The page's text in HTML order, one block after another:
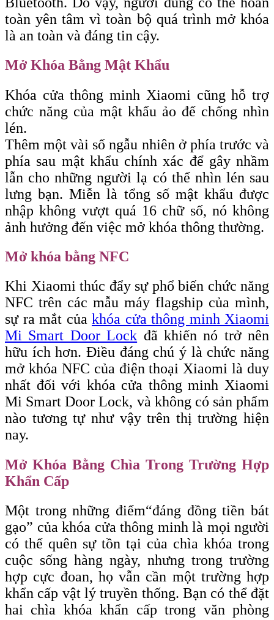
toàn yên tâm vì toàn bộ quá trình mở khóa
là an toàn và đáng tin cậy.
Mở Khóa Bằng Mật Khẩu
Khóa cửa thông minh Xiaomi cũng hỗ trợ
chức năng của mật khẩu ảo để chống nhìn
lén.
Thêm một vài số ngẫu nhiên ở phía trước và
phía sau mật khẩu chính xác để gây nhầm
lẫn cho những người lạ có thể nhìn lén sau
lưng bạn. Miễn là tổng số mật khẩu được
nhập không vượt quá 16 chữ số, nó không
ảnh hưởng đến việc mở khóa thông thường.
Mở khóa bằng NFC
Khi Xiaomi thúc đẩy sự phổ biến chức năng
NFC trên các mẫu máy flagship của mình,
sự ra mắt của khóa cửa thông minh Xiaomi
Mi Smart Door Lock đã khiến nó trở nên
hữu ích hơn. Điều đáng chú ý là chức năng
mở khóa NFC của điện thoại Xiaomi là duy
nhất đối với khóa cửa thông minh Xiaomi
Mi Smart Door Lock, và không có sản phẩm
nào tương tự như vậy trên thị trường hiện
nay.
Mở Khóa Bằng Chìa Trong Trường Hợp
Khẩn Cấp
Một trong những điểm“đáng đồng tiền bát
gạo” của khóa cửa thông minh là mọi người
có thể quên sự tồn tại của chìa khóa trong
cuộc sống hàng ngày, nhưng trong trường
hợp cực đoan, họ vẫn cần một trường hợp
khẩn cấp vật lý truyền thống. Bạn có thể đặt
hai chìa khóa khẩn cấp trong văn phòng